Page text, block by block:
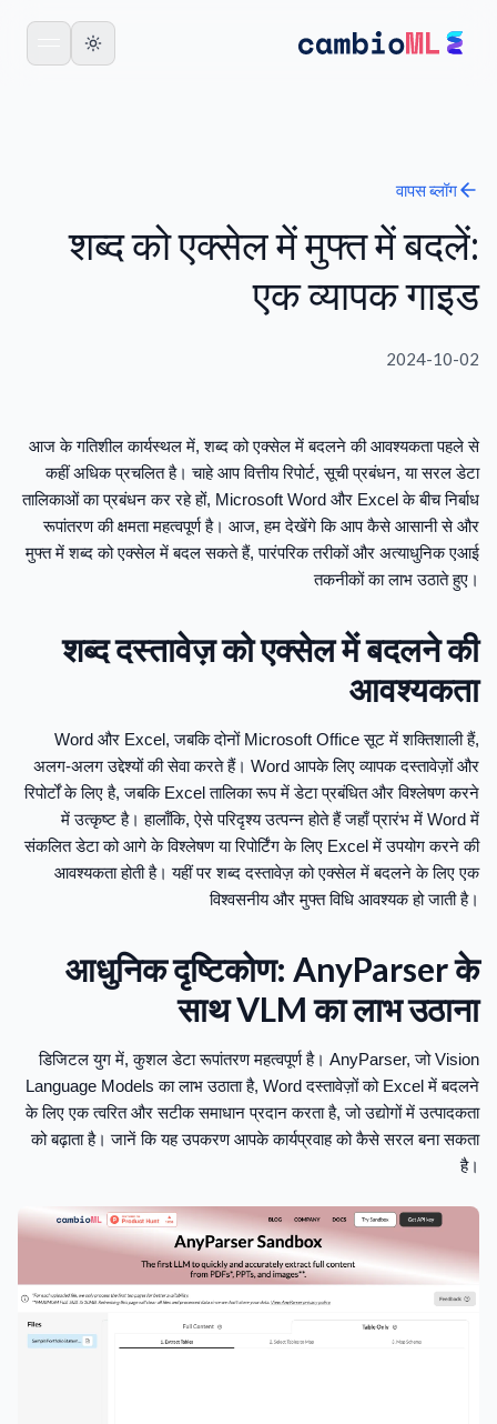
वापसब्लॉग
शब्द को एक्सेल में मुफ्त में बदलें:
एक व्यापक गाइड
2024-10-02
आज के गतिशील कार्यस्थल में, शब्द को एक्सेल में बदलने की आवश्यकता पहले से
कहीं अधिक प्रचलित है। चाहे आप वित्तीय रिपोर्ट, सूची प्रबंधन, या सरल डेटा
तालिकाओं का प्रबंधन कर रहे हों, Microsoft Word और Excel के बीच निर्बाध
रूपांतरण की क्षमता महत्वपूर्ण है। आज, हम देखेंगे कि आप कैसे आसानी से और
मुफ्त में शब्द को एक्सेल में बदल सकते हैं, पारंपरिक तरीकों और अत्याधुनिक एआई
तकनीकों का लाभ उठाते हुए।
शब्द दस्तावेज़ को एक्सेल में बदलने की
आवश्यकता
Word और Excel, जबकि दोनों Microsoft Office सूट में शक्तिशाली हैं,
अलग-अलग उद्देश्यों की सेवा करते हैं। Word आपके लिए व्यापक दस्तावेज़ों और
रिपोर्टों के लिए है, जबकि Excel तालिका रूप में डेटा प्रबंधित और विश्लेषण करने
में उत्कृष्ट है। हालाँकि, ऐसे परिदृश्य उत्पन्न होते हैं जहाँ प्रारंभ में Word में
संकलित डेटा को आगे के विश्लेषण या रिपोर्टिंग के लिए Excel में उपयोग करने की
आवश्यकता होती है। यहीं पर शब्द दस्तावेज़ को एक्सेल में बदलने के लिए एक
विश्वसनीय और मुफ्त विधि आवश्यक हो जाती है।
आधुनिक दृष्टिकोण: AnyParser के
साथ VLM का लाभ उठाना
डिजिटल युग में, कुशल डेटा रूपांतरण महत्वपूर्ण है। AnyParser, जो Vision
Language Models का लाभ उठाता है, Word दस्तावेज़ों को Excel में बदलने
के लिए एक त्वरित और सटीक समाधान प्रदान करता है, जो उद्योगों में उत्पादकता
को बढ़ाता है। जानें कि यह उपकरण आपके कार्यप्रवाह को कैसे सरल बना सकता
है।